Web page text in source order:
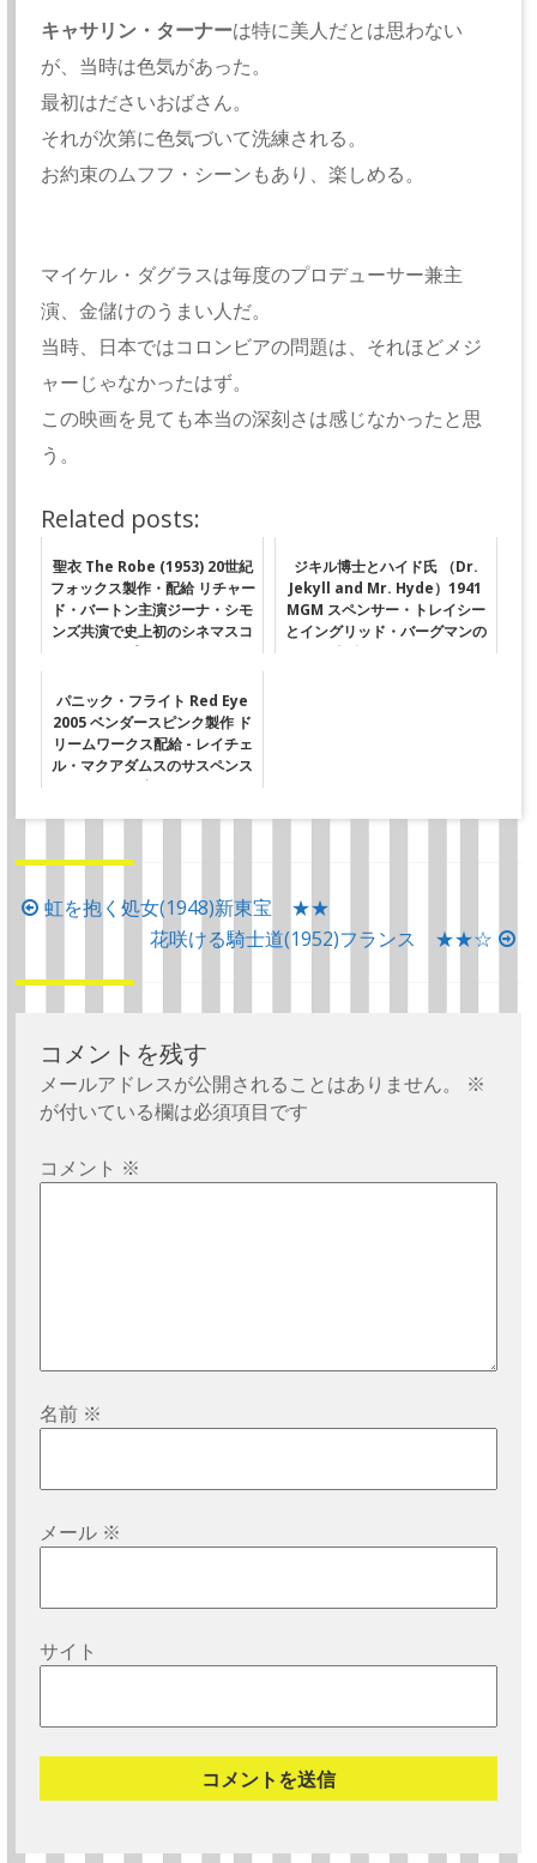
キャサリン・ターナーは特に美人だとは思わない
が、当時は色気があった。
最初はださいおばさん。
それが次第に色気づいて洗練される。
お約束のムフフ・シーンもあり、楽しめる。
マイケル・ダグラスは毎度のプロデューサー兼主
演、金儲けのうまい人だ。
当時、日本ではコロンビアの問題は、それほどメジ
ャーじゃなかったはず。
この映画を見ても本当の深刻さは感じなかったと思
う。
Related posts:
聖衣 The Robe (1953) 20世紀
フォックス製作・配給 リチャー
ド・バートン主演ジーナ・シモ
ンズ共演で史上初のシネマスコ
ープ ★★★
ジキル博士とハイド氏 （Dr.
Jekyll and Mr. Hyde）1941
MGM スペンサー・トレイシー
とイングリッド・バーグマンの
顔合せ ★★★
パニック・フライト Red Eye
2005 ベンダースピンク製作 ド
リームワークス配給 - レイチェ
ル・マクアダムスのサスペンス
映画
投
ナ
ビ
虹を抱く処女(1948)新東宝 ★★
花咲ける騎士道(1952)フランス ★★☆
コメントを残す
メールアドレスが公開されることはありません。
※
が付いている欄は必須項目です
コメント ※
名前 ※
メール ※
サイト